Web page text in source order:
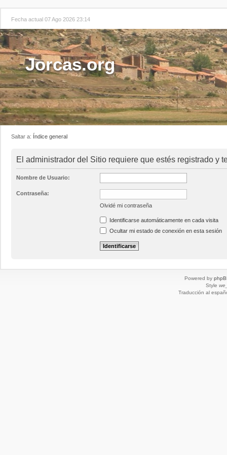
Fecha actual 07 Ago 2026 23:14
Jorcas.org
Saltar a: Índice general
El administrador del Sitio requiere que estés registrado y
Nombre de Usuario:
Contraseña:
Olvidé mi contraseña
Identificarse automáticamente en cada visita
Ocultar mi estado de conexión en esta sesión
Powered by
Style
Traducción al